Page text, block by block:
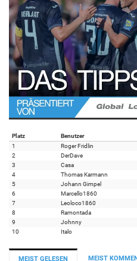
Platz Benutzer
1
Roger Fridlin
2
DerDave
3
Casa
4
Thomas Karmann
5
Johann Gimpel
6
Marcello1860
7
Leoloco1860
8
Ramontada
9
Johnny
10
Italo
MEIST GELESEN MEIST